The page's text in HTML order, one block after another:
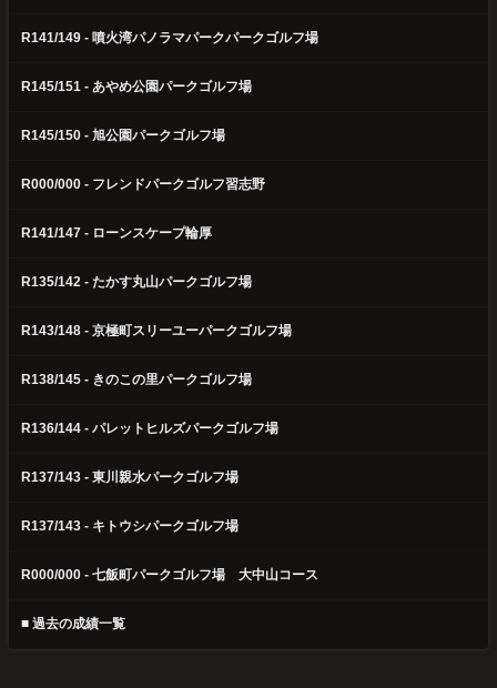
R141/149 - 噴火湾パノラマパークパークゴルフ場
R145/151 - あやめ公園パークゴルフ場
R145/150 - 旭公園パークゴルフ場
R000/000 - フレンドパークゴルフ習志野
R141/147 - ローンスケープ輪厚
R135/142 - たかす丸山パークゴルフ場
R143/148 - 京極町スリーユーパークゴルフ場
R138/145 - きのこの里パークゴルフ場
R136/144 - パレットヒルズパークゴルフ場
R137/143 - 東川親水パークゴルフ場
R137/143 - キトウシパークゴルフ場
R000/000 - 七飯町パークゴルフ場 大中山コース
■ 過去の成績一覧